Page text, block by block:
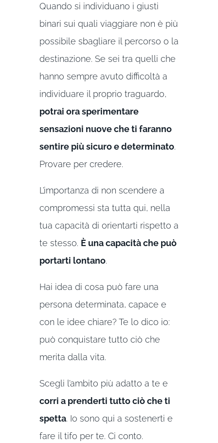
Quando si individuano i giusti
binari sui quali viaggiare non è più
possibile sbagliare il percorso o la
destinazione. Se sei tra quelli che
hanno sempre avuto difficoltà a
individuare il proprio traguardo,
potrai ora sperimentare
sensazioni nuove che ti faranno
sentire più sicuro e determinato.
Provare per credere.
L’importanza di non scendere a
compromessi sta tutta qui, nella
tua capacità di orientarti rispetto a
te stesso. È una capacità che può
portarti lontano.
Hai idea di cosa può fare una
persona determinata, capace e
con le idee chiare? Te lo dico io:
può conquistare tutto ciò che
merita dalla vita.
Scegli l’ambito più adatto a te e
corri a prenderti tutto ciò che ti
spetta. Io sono qui a sostenerti e
fare il tifo per te. Ci conto.